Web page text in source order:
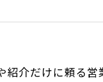
介だけに頼る